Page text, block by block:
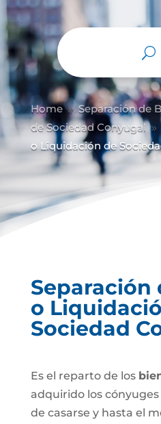
Abrir barra de herramientas
Home 9 Separación de
de Sociedad Conyugal 9
o Liquidación de
Separación
o
Sociedad
Es el reparto de los
adquirido los
de casarse y hasta el